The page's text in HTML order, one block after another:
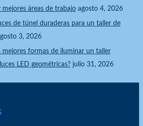
mejores áreas de trabajo agosto 4, 2026
de túnel duraderas para un taller de
3, 2026
mejores formas de iluminar un taller
LED geométricas? julio 31, 2026